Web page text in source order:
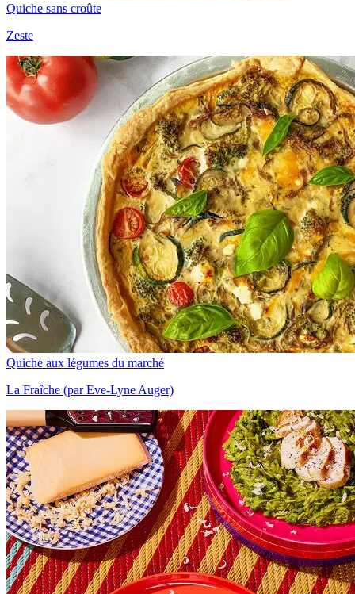
Quiche sans croûte
Zeste
Quiche aux légumes du marché
La Fraîche (par Eve-Lyne Auger)